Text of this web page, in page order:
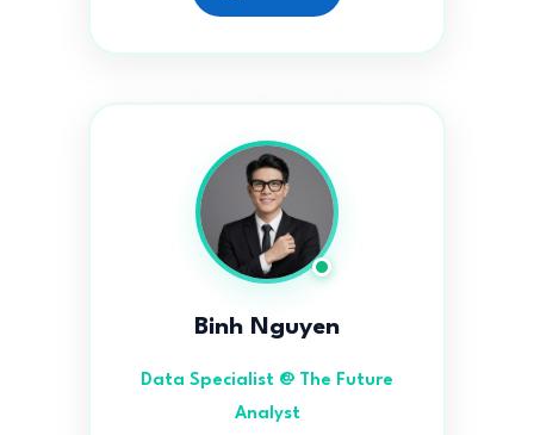
Binh Nguyen
Data Specialist @ The Future
Analyst